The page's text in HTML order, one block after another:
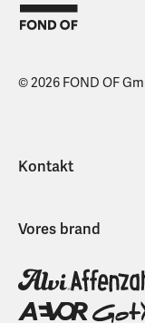
© 2026 FOND OF
Kontakt
Vores brand